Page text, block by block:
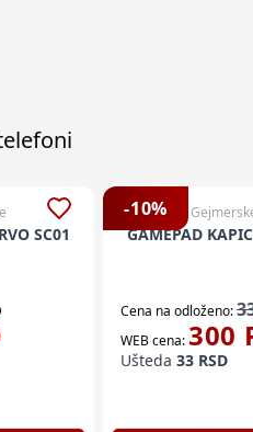
SC01
-10%
GAMEPAD
Cena na odloženo:
WEB cena:300
Ušteda 33 RSD